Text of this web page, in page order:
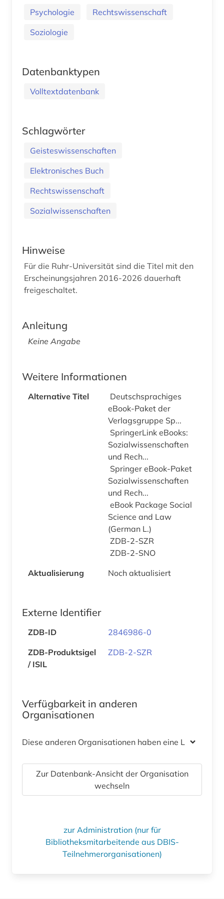
Psychologie
Rechtswissenschaft
Soziologie
Datenbanktypen
Volltextdatenbank
Schlagwörter
Geisteswissenschaften
Elektronisches Buch
Rechtswissenschaft
Sozialwissenschaften
Hinweise
Für die Ruhr-Universität sind die Titel mit den
Erscheinungsjahren 2016-2026 dauerhaft
freigeschaltet.
Anleitung
Keine Angabe
Weitere Informationen
Alternative Titel
Deutschsprachiges
eBook-Paket der
Verlagsgruppe Sp...
SpringerLink eBooks:
Sozialwissenschaften
und Rech...
Springer eBook-Paket
Sozialwissenschaften
und Rech...
eBook Package Social
Science and Law
(German L.)
ZDB-2-SZR
ZDB-2-SNO
Aktualisierung
Noch aktualisiert
Externe Identifier
ZDB-ID
2846986-0
ZDB-Produktsigel
/ ISIL
ZDB-2-SZR
Verfügbarkeit in anderen
Organisationen
Diese anderen Organisationen haben eine Lizenz
Zur Datenbank-Ansicht der Organisation
wechseln
zur Administration (nur für
Bibliotheksmitarbeitende aus DBIS-
Teilnehmerorganisationen)